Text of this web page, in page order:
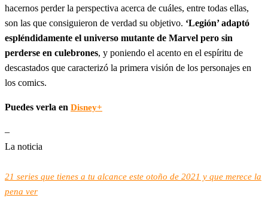
hacernos perder la perspectiva acerca de cuáles, entre todas ellas,
son las que consiguieron de verdad su objetivo. ‘Legión’ adaptó
espléndidamente el universo mutante de Marvel pero sin
perderse en culebrones, y poniendo el acento en el espíritu de
descastados que caracterizó la primera visión de los personajes en
los comics.
Puedes verla en Disney+
–
La noticia
21 series que tienes a tu alcance este otoño de 2021 y que merece la
pena ver